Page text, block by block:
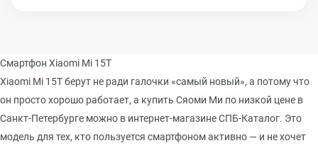
Смартфон Xiaomi Mi 15T
Xiaomi Mi 15T берут не ради галочки «самый новый», а потому что
он просто хорошо работает, а купить Сяоми Ми по низкой цене в
Санкт-Петербурге можно в интернет-магазине СПБ-Каталог. Это
модель для тех, кто пользуется смартфоном активно — и не хочет